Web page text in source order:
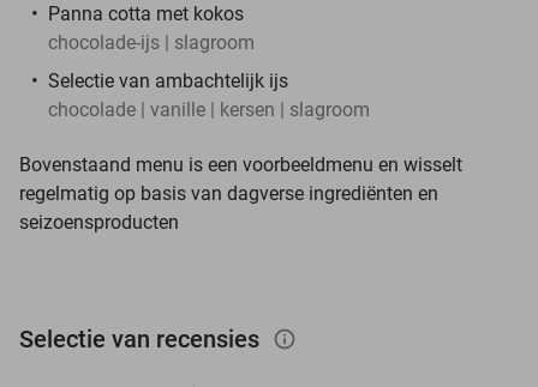
Panna cotta met kokos
chocolade-ijs | slagroom
Selectie van ambachtelijk ijs
chocolade | vanille | kersen | slagroom
Bovenstaand menu is een voorbeeldmenu en wisselt
regelmatig op basis van dagverse ingrediënten en
seizoensproducten
Selectie van recensies info_outlined